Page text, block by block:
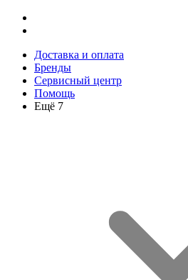
Доставка и оплата
Бренды
Сервисный центр
Помощь
Ещё 7